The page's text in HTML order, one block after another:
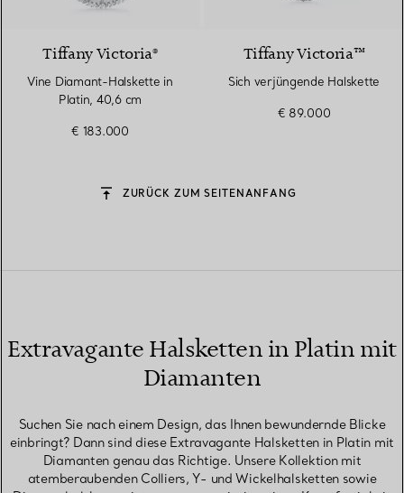
Tiffany Victoria®
Vine Diamant-Halskette in
Platin, 40,6 cm
€ 183.000
Tiffany Victoria™
Sich verjüngende Halskette
€ 89.000
ZURÜCK ZUM SEITENANFANG
Extravagante Halsketten in Platin mit
Diamanten
Suchen Sie nach einem Design, das Ihnen bewundernde Blicke
einbringt? Dann sind diese Extravagante Halsketten in Platin mit
Diamanten genau das Richtige. Unsere Kollektion mit
atemberaubenden Colliers, Y- und Wickelhalsketten sowie